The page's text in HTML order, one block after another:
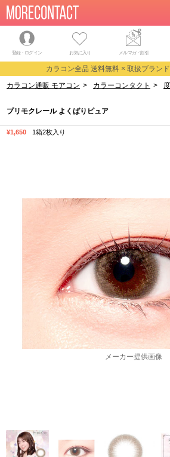
登録・ログイン お気に入り メルマガ・割引
カラコン全品 送料無料 × 取扱ブラン
カラコン通販 モアコン > カラーコンタクト >
プリモクレール よくばりピュア
¥1,650 1箱2枚入り
メーカー提供画像